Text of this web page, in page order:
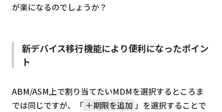
が楽になるのでしょうか？
新デバイス移行機能により便利になったポイン
ト
ABM/ASM上で割り当てたいMDMを選択するところま
では同じですが、「 ＋期限を追加 」を選択することで